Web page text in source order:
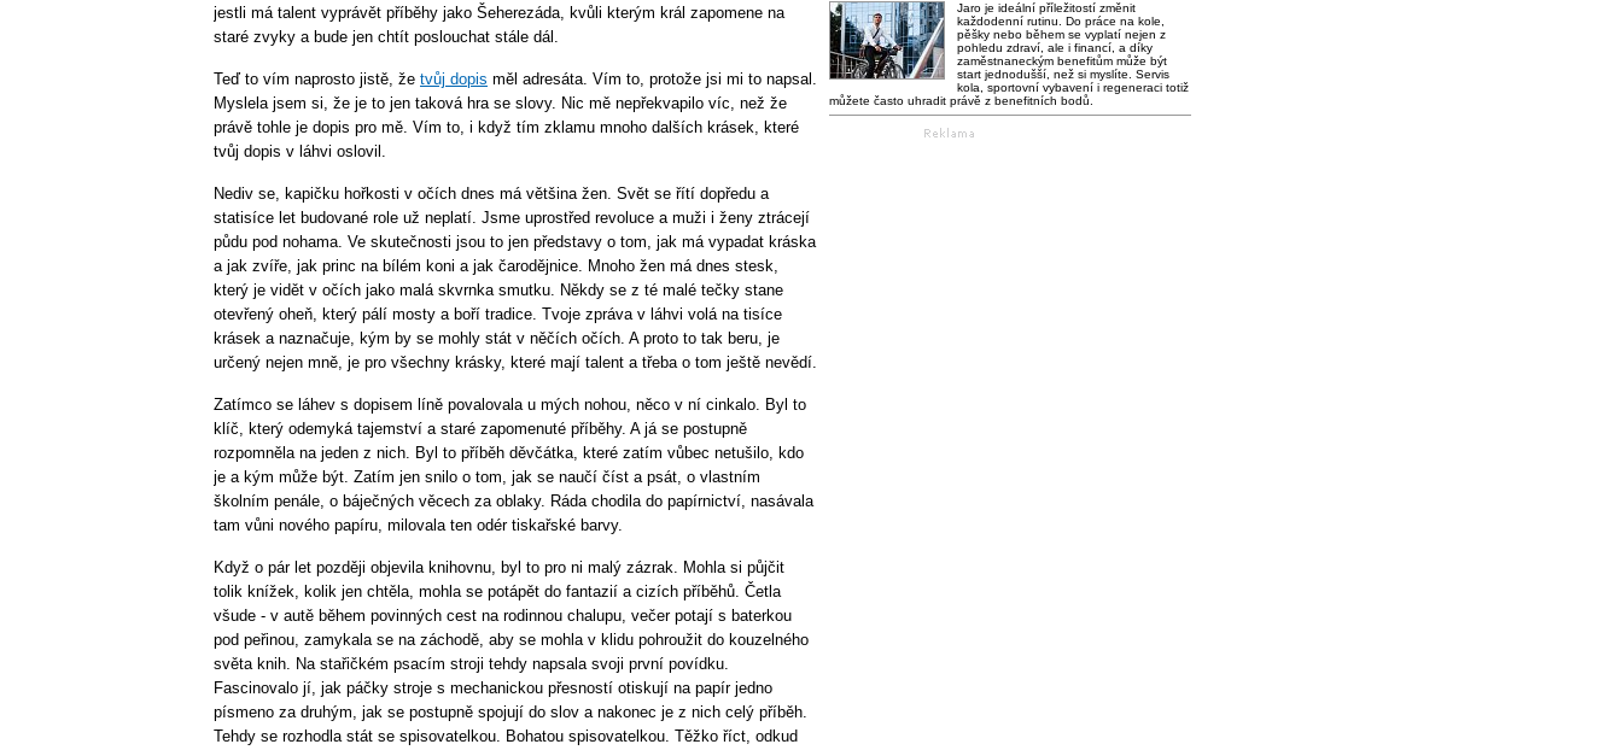
jestli má talent vyprávět příběhy jako Šeherezáda, kvůli kterým král zapomene na
staré zvyky a bude jen chtít poslouchat stále dál.
Teď to vím naprosto jistě, že tvůj dopis měl adresáta. Vím to, protože jsi mi to napsal.
Myslela jsem si, že je to jen taková hra se slovy. Nic mě nepřekvapilo víc, než že
právě tohle je dopis pro mě. Vím to, i když tím zklamu mnoho dalších krásek, které
tvůj dopis v láhvi oslovil.
Nediv se, kapičku hořkosti v očích dnes má většina žen. Svět se řítí dopředu a
statisíce let budované role už neplatí. Jsme uprostřed revoluce a muži i ženy ztrácejí
půdu pod nohama. Ve skutečnosti jsou to jen představy o tom, jak má vypadat kráska
a jak zvíře, jak princ na bílém koni a jak čarodějnice. Mnoho žen má dnes stesk,
který je vidět v očích jako malá skvrnka smutku. Někdy se z té malé tečky stane
otevřený oheň, který pálí mosty a boří tradice. Tvoje zpráva v láhvi volá na tisíce
krásek a naznačuje, kým by se mohly stát v něčích očích. A proto to tak beru, je
určený nejen mně, je pro všechny krásky, které mají talent a třeba o tom ještě nevědí.
Zatímco se láhev s dopisem líně povalovala u mých nohou, něco v ní cinkalo. Byl to
klíč, který odemyká tajemství a staré zapomenuté příběhy. A já se postupně
rozpomněla na jeden z nich. Byl to příběh děvčátka, které zatím vůbec netušilo, kdo
je a kým může být. Zatím jen snilo o tom, jak se naučí číst a psát, o vlastním
školním penále, o báječných věcech za oblaky. Ráda chodila do papírnictví, nasávala
tam vůni nového papíru, milovala ten odér tiskařské barvy.
Když o pár let později objevila knihovnu, byl to pro ni malý zázrak. Mohla si půjčit
tolik knížek, kolik jen chtěla, mohla se potápět do fantazií a cizích příběhů. Četla
všude - v autě během povinných cest na rodinnou chalupu, večer potají s baterkou
pod peřinou, zamykala se na záchodě, aby se mohla v klidu pohroužit do kouzelného
světa knih. Na stařičkém psacím stroji tehdy napsala svoji první povídku.
Fascinovalo jí, jak páčky stroje s mechanickou přesností otiskují na papír jedno
písmeno za druhým, jak se postupně spojují do slov a nakonec je z nich celý příběh.
Tehdy se rozhodla stát se spisovatelkou. Bohatou spisovatelkou. Těžko říct, odkud
Jaro je ideální příležitostí změnit
každodenní rutinu. Do práce na kole,
pěšky nebo během se vyplatí nejen z
pohledu zdraví, ale i financí, a díky
zaměstnaneckým benefitům může být
start jednodušší, než si myslíte. Servis
kola, sportovní vybavení i regeneraci totiž
můžete často uhradit právě z benefitních bodů.